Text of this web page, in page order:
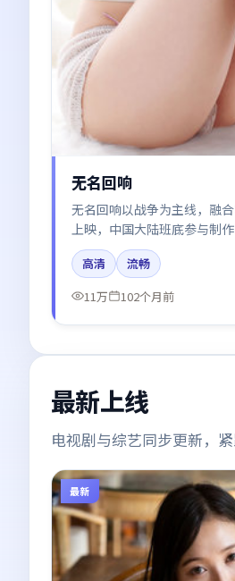
无名回响
无名回响以战争为主线，融
上映，中国大陆班底参与制
周冬雨在片中呈现细腻表演
强化了情绪曲线。
高清
流畅
11万
102个月前
最新上线
电视剧与综艺同步更新，
最新